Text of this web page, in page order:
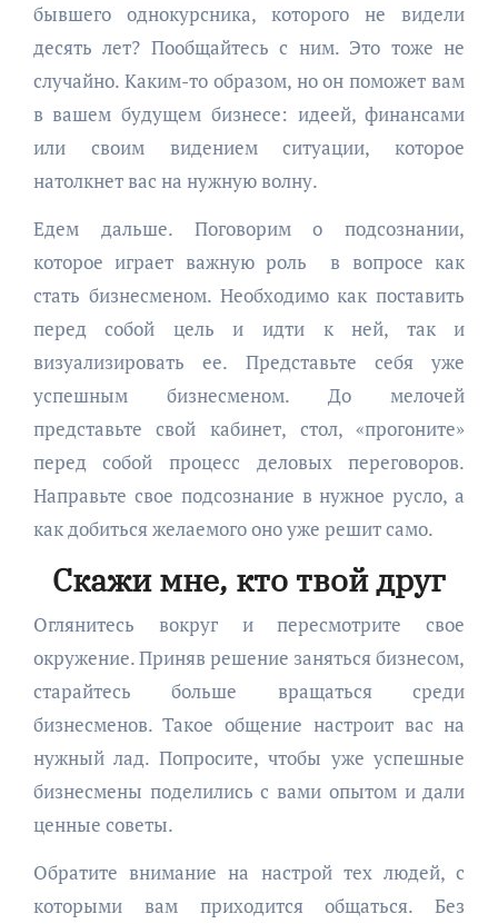
бывшего однокурсника, которого не видели
десять лет? Пообщайтесь с ним. Это тоже не
случайно. Каким-то образом, но он поможет вам
в вашем будущем бизнесе: идеей, финансами
или своим видением ситуации, которое
натолкнет вас на нужную волну.
Едем дальше. Поговорим о подсознании,
которое играет важную роль в вопросе как
стать бизнесменом. Необходимо как поставить
перед собой цель и идти к ней, так и
визуализировать ее. Представьте себя уже
успешным бизнесменом. До мелочей
представьте свой кабинет, стол, «прогоните»
перед собой процесс деловых переговоров.
Направьте свое подсознание в нужное русло, а
как добиться желаемого оно уже решит само.
Скажи мне, кто твой друг
Оглянитесь вокруг и пересмотрите свое
окружение. Приняв решение заняться бизнесом,
старайтесь больше вращаться среди
бизнесменов. Такое общение настроит вас на
нужный лад. Попросите, чтобы уже успешные
бизнесмены поделились с вами опытом и дали
ценные советы.
Обратите внимание на настрой тех людей, с
которыми вам приходится общаться. Без